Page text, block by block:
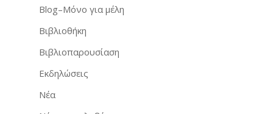
Blog–Μόνο για μέλη
Βιβλιοθήκη
Βιβλιοπαρουσίαση
Εκδηλώσεις
Νέα